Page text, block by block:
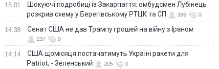
15:01
Шокуючі подробиці із Закарпаття: омбудсмен Лубінець
розкрив схему у Берегівському РТЦК та СП
386 0
14:38 Сенат США не дав Трампу грошей на війну з Іраном
237 0
14:14
США щомісяця постачатимуть Україні ракети для
Patriot, - Зеленський
205 0